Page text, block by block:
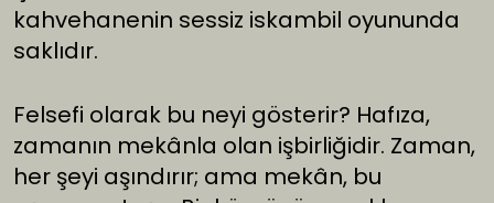
kahvehanenin sessiz iskambil oyununda
saklıdır.
Felsefi olarak bu neyi gösterir? Hafıza,
zamanın mekânla olan işbirliğidir. Zaman,
her şeyi aşındırır; ama mekân, bu